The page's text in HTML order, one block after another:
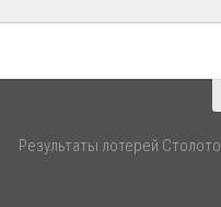
Результаты лотерей